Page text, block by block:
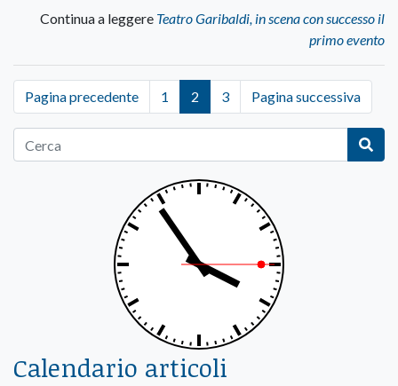
Continua a leggere Teatro Garibaldi, in scena con successo il
primo evento
Pagina precedente 1 2 3 Pagina successiva
Calendario articoli